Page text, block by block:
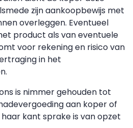
zijn aankoopbewijs met
overleggen. Eventueel
product als van eventuele
voor rekening en risico van
in het
is nimmer gehouden tot
aan koper of
kant sprake is van opzet